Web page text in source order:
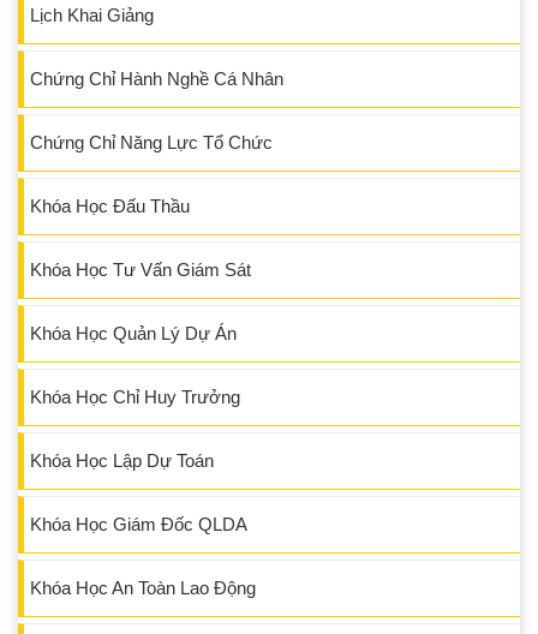
Lịch Khai Giảng
Chứng Chỉ Hành Nghề Cá Nhân
Chứng Chỉ Năng Lực Tổ Chức
Khóa Học Đấu Thầu
Khóa Học Tư Vấn Giám Sát
Khóa Học Quản Lý Dự Án
Khóa Học Chỉ Huy Trưởng
Khóa Học Lập Dự Toán
Khóa Học Giám Đốc QLDA
Khóa Học An Toàn Lao Động